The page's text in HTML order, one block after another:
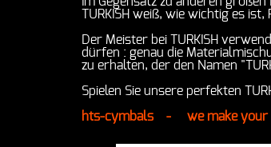
TURKISH weiß, wie wichtig es
Der Meister bei TURKISH
dürfen : genau die
zu erhalten, der den Namen
Spielen Sie unsere perfekten
hts-cymbals - we make your